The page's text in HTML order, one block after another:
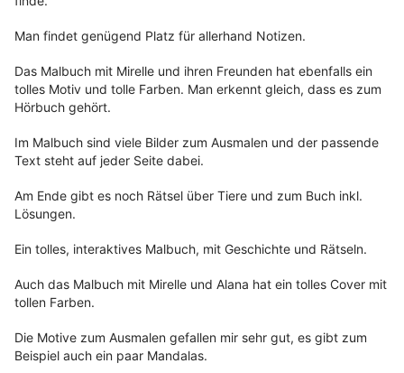
Man findet genügend Platz für allerhand Notizen.
Das Malbuch mit Mirelle und ihren Freunden hat ebenfalls ein
tolles Motiv und tolle Farben. Man erkennt gleich, dass es zum
Hörbuch gehört.
Im Malbuch sind viele Bilder zum Ausmalen und der passende
Text steht auf jeder Seite dabei.
Am Ende gibt es noch Rätsel über Tiere und zum Buch inkl.
Lösungen.
Ein tolles, interaktives Malbuch, mit Geschichte und Rätseln.
Auch das Malbuch mit Mirelle und Alana hat ein tolles Cover mit
tollen Farben.
Die Motive zum Ausmalen gefallen mir sehr gut, es gibt zum
Beispiel auch ein paar Mandalas.